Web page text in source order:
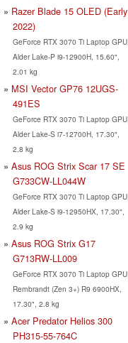
Razer Blade 15 OLED (Early
2022)
GeForce RTX 3070 Ti Laptop GPU,
Alder Lake-P i9-12900H, 15.60",
2.01 kg
MSI Vector GP76 12UGS-
491ES
GeForce RTX 3070 Ti Laptop GPU,
Alder Lake-S i7-12700H, 17.30",
2.8 kg
Asus ROG Strix Scar 17 SE
G733CW-LL044W
GeForce RTX 3070 Ti Laptop GPU,
Alder Lake-S i9-12950HX, 17.30",
2.9 kg
Asus ROG Strix G17
G713RW-LL009
GeForce RTX 3070 Ti Laptop GPU,
Rembrandt (Zen 3+) R9 6900HX,
17.30", 2.8 kg
Acer Predator Helios 300
PH315-55-764C